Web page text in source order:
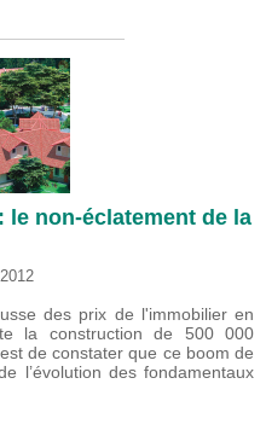
non-éclatement de la
des prix de l'immobilier en
la construction de 500 000
de constater que ce boom de
l’évolution des fondamentaux